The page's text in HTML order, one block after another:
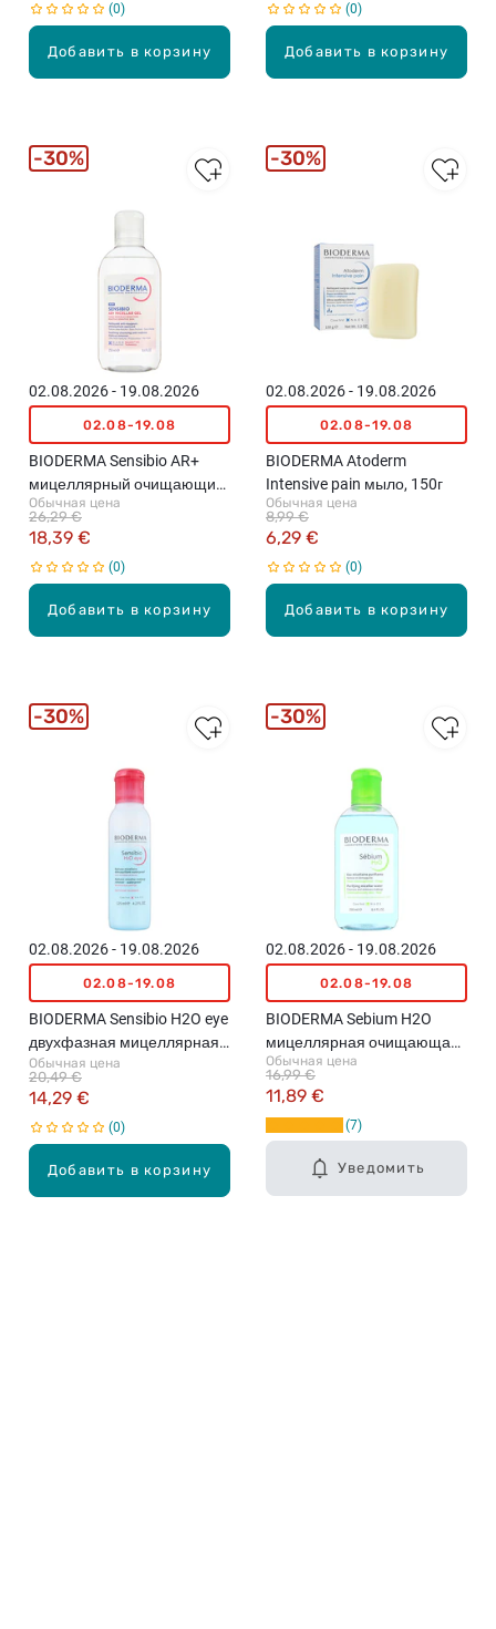
Добавить в корзину
0
Добавить в корзину
0
Добавить в корзину
02.08.2026 - 19.08.2026
02.08-19.08
BIODERMA Sensibio AR+
мицеллярный очищающий
гель, 250мл
Обычная цена
18,39 €
26,29 €
0
30%
Добавить в корзину
02.08.2026 - 19.08.2026
02.08-19.08
BIODERMA Atoderm
Intensive pain мыло, 150г
Обычная цена
6,29 €
8,99 €
0
30%
Добавить в корзину
02.08.2026 - 19.08.2026
02.08-19.08
BIODERMA Sensibio H2O eye
двухфазная мицеллярная
вода для чувствительных
глаз и губ, 125мл
Обычная цена
14,29 €
20,49 €
0
30%
Уведомить
02.08.2026 - 19.08.2026
02.08-19.08
BIODERMA Sebium H2O
мицеллярная очищающая
вода, 250мл
Обычная цена
11,89 €
16,99 €
7
30%